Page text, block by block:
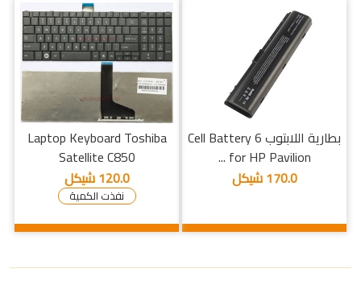
بطارية اللابتوب 6 Cell Battery
for HP Pavilion ...
170.0 شيكل
Laptop Keyboard Toshiba
Satellite C850
120.0 شيكل
نفذت الكمية